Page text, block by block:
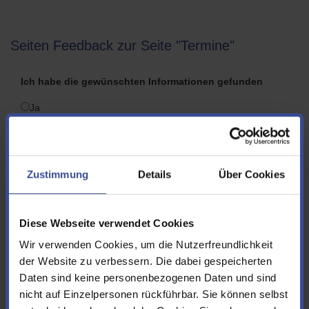
Zustimmung Details Über Cookies
Diese Webseite verwendet Cookies
Wir verwenden Cookies, um die Nutzerfreundlichkeit
der Website zu verbessern. Die dabei gespeicherten
Daten sind keine personenbezogenen Daten und sind
nicht auf Einzelpersonen rückführbar. Sie können selbst
Seiten Feedback zur Seite "Termine"
Ich habe die gewünschten Informationen gefunden
Ja
anders gewünscht
Vorname